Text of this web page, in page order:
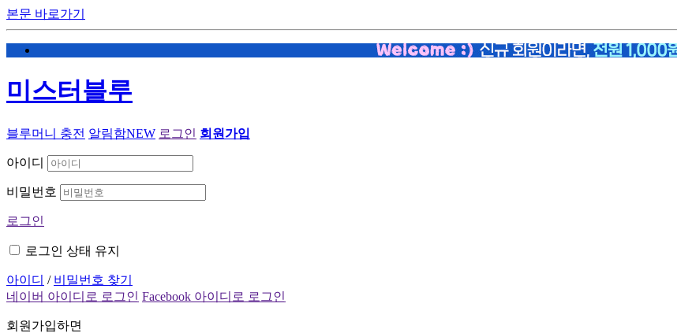
본문 바로가기
미스터블루
블루머니 충전 알림함NEW 로그인 회원가입
아이디
비밀번호
로그인
로그인 상태 유지
아이디 / 비밀번호 찾기
네이버 아이디로 로그인 Facebook 아이디로 로그인
회원가입하면